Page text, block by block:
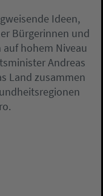
Ideen,
Bürgerinnen und
hohem Niveau
Andreas
Land zusammen